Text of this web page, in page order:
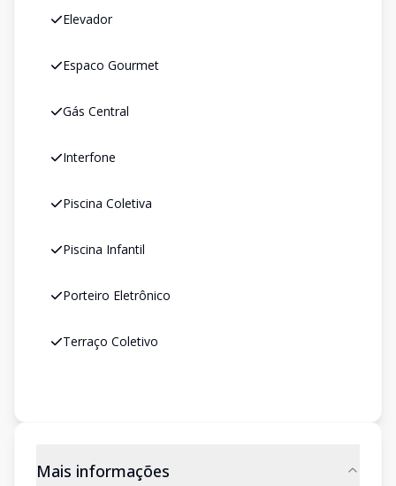
Elevador
Espaco Gourmet
Gás Central
Interfone
Piscina Coletiva
Piscina Infantil
Porteiro Eletrônico
Terraço Coletivo
Mais informações